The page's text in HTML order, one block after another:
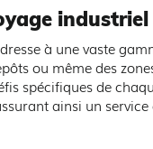
industriel
à une vaste
ou même des
spécifiques de
ainsi un